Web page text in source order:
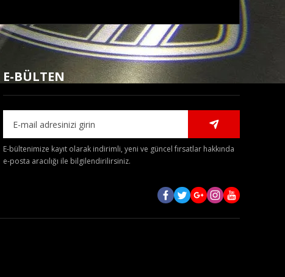
iletebilirsiniz.
E-BÜLTEN
E-bültenimize kayıt olarak indirimli, yeni ve güncel fırsatlar hakkında
e-posta aracılığı ile bilgilendirilirsiniz.